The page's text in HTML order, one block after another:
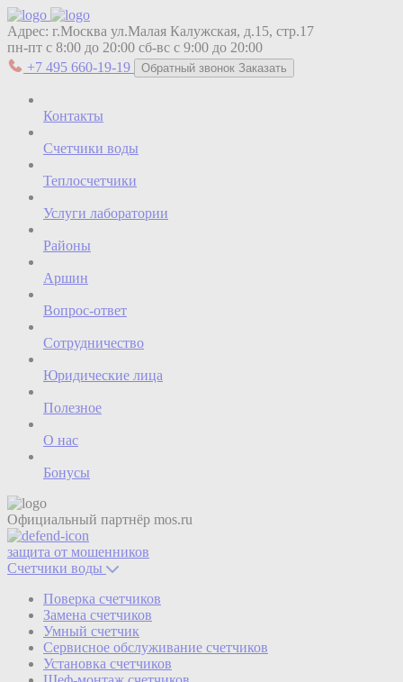
Адрес: г.Москва ул.Малая Калужская, д.15, стр.17
пн-пт с 8:00 до 20:00 сб-вс с 9:00 до 20:00
+7 495 660-19-19
Обратный звонок Заказать
Контакты
Счетчики воды
Теплосчетчики
Услуги лаборатории
Районы
Аршин
Вопрос-ответ
Сотрудничество
Юридические лица
Полезное
О нас
Бонусы
Официальный партнёр mos.ru
защита от мошенников
Счетчики воды
Поверка счетчиков
Замена счетчиков
Умный счетчик
Сервисное обслуживание счетчиков
Установка счетчиков